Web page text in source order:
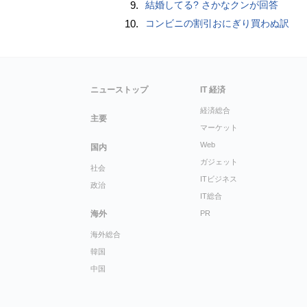
9. 結婚してる? さかなクンが回答
10. コンビニの割引おにぎり買わぬ訳
ニューストップ
主要
国内
社会
政治
海外
海外総合
韓国
中国
IT 経済
経済総合
マーケット
Web
ガジェット
ITビジネス
IT総合
PR